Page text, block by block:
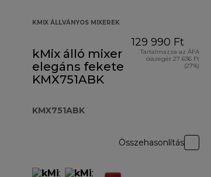
KMIX ÁLLVÁNYOS MIXEREK
kMix álló mixer
elegáns fekete
KMX751ABK
KMX751ABK
129 990 Ft
Tartalmazza az ÁFA
összegét 27 636 Ft
(27%)
Összehasonlítás